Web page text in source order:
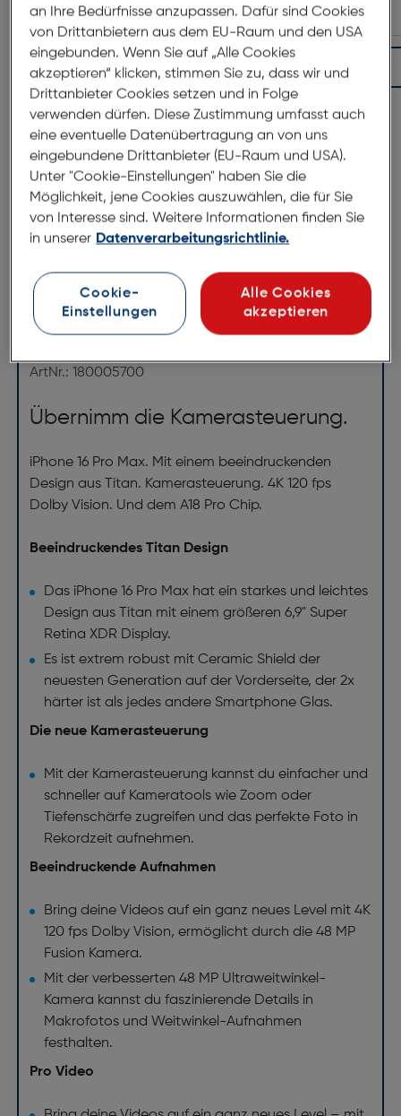
In den Warenkorb
Produktbeschreibung
Apple iPhone 16 Pro Max 512GB
ArtNr.: 180005700
Übernimm die Kamerasteuerung.
iPhone 16 Pro Max. Mit einem beeindruckenden
Design aus Titan. Kamerasteuerung. 4K 120 fps
Dolby Vision. Und dem A18 Pro Chip.
Beeindruckendes Titan Design
Das iPhone 16 Pro Max hat ein starkes und leichtes
Design aus Titan mit einem größeren 6,9" Super
Retina XDR Display.
Es ist extrem robust mit Ceramic Shield der
neuesten Generation auf der Vorderseite, der 2x
härter ist als jedes andere Smartphone Glas.
Die neue Kamerasteuerung
Mit der Kamerasteuerung kannst du einfacher und
schneller auf Kameratools wie Zoom oder
Tiefenschärfe zugreifen und das perfekte Foto in
Rekordzeit aufnehmen.
Beeindruckende Aufnahmen
Bring deine Videos auf ein ganz neues Level mit 4K
120 fps Dolby Vision, ermöglicht durch die 48 MP
Fusion Kamera.
Mit der verbesserten 48 MP Ultraweitwinkel-
Kamera kannst du faszinierende Details in
Makrofotos und Weitwinkel-Aufnahmen
festhalten.
Pro Video
an Ihre Bedürfnisse anzupassen. Dafür sind Cookies
von Drittanbietern aus dem EU-Raum und den USA
eingebunden. Wenn Sie auf „Alle Cookies
akzeptieren“ klicken, stimmen Sie zu, dass wir und
Drittanbieter Cookies setzen und in Folge
verwenden dürfen. Diese Zustimmung umfasst auch
eine eventuelle Datenübertragung an von uns
eingebundene Drittanbieter (EU-Raum und USA).
Unter "Cookie-Einstellungen" haben Sie die
Möglichkeit, jene Cookies auszuwählen, die für Sie
von Interesse sind. Weitere Informationen finden Sie
in unserer Datenverarbeitungsrichtlinie.
Cookie-
Einstellungen
Alle Cookies
akzeptieren